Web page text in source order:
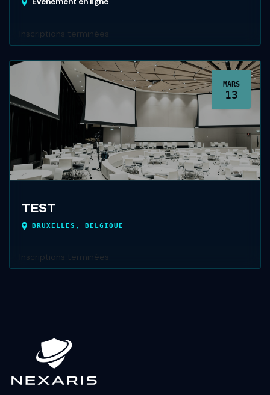
Inscriptions terminées
MARS
13
TEST
BRUXELLES , BELGIQUE
Inscriptions terminées